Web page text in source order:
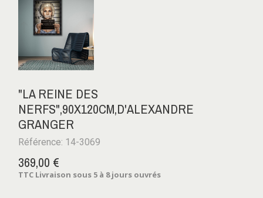
"LA REINE DES
NERFS",90X120CM,D'ALEXANDRE
GRANGER
Référence: 14-3069
369,00 €
TTC Livraison sous 5 à 8 jours ouvrés